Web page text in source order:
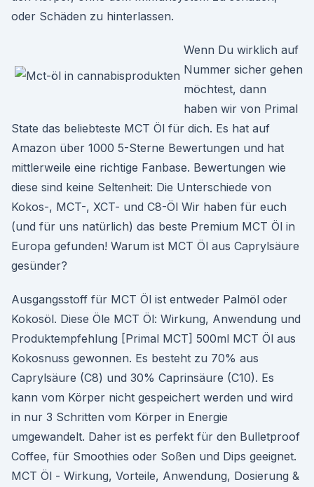
oder Schäden zu hinterlassen.
Wenn Du wirklich auf
Nummer sicher gehen
möchtest, dann
haben wir von Primal
State das beliebteste MCT Öl für dich. Es hat auf
Amazon über 1000 5-Sterne Bewertungen und hat
mittlerweile eine richtige Fanbase. Bewertungen wie
diese sind keine Seltenheit: Die Unterschiede von
Kokos-, MCT-, XCT- und C8-Öl Wir haben für euch
(und für uns natürlich) das beste Premium MCT Öl in
Europa gefunden! Warum ist MCT Öl aus Caprylsäure
gesünder?
Ausgangsstoff für MCT Öl ist entweder Palmöl oder
Kokosöl. Diese Öle MCT Öl: Wirkung, Anwendung und
Produktempfehlung [Primal MCT] 500ml MCT Öl aus
Kokosnuss gewonnen. Es besteht zu 70% aus
Caprylsäure (C8) und 30% Caprinsäure (C10). Es
kann vom Körper nicht gespeichert werden und wird
in nur 3 Schritten vom Körper in Energie
umgewandelt. Daher ist es perfekt für den Bulletproof
Coffee, für Smoothies oder Soßen und Dips geeignet.
MCT Öl - Wirkung, Vorteile, Anwendung, Dosierung &